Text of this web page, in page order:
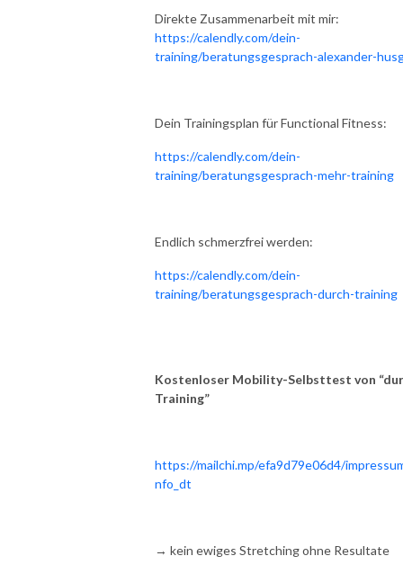
Direkte Zusammenarbeit mit mir:
https://calendly.com/dein-
training/beratungsgesprach-alexander-
Dein Trainingsplan für Functional Fitness:
https://calendly.com/dein-
training/beratungsgesprach-mehr-training
Endlich schmerzfrei werden:
https://calendly.com/dein-
training/beratungsgesprach-durch-training
Kostenloser Mobility-Selbsttest von
Training”
https://mailchi.mp/efa9d79e06d4/
nfo_dt
→ kein ewiges Stretching ohne Resultate